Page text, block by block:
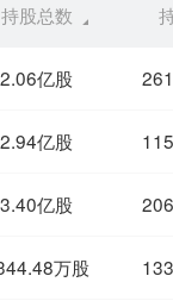
持股总数
2.06亿股
2.94亿股
3.40亿股
万股